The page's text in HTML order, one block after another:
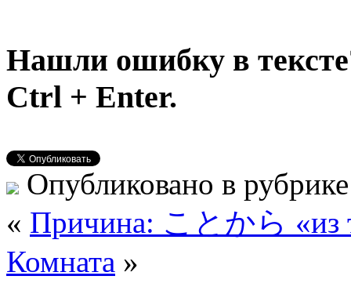
Нашли ошибку в
Ctrl + Enter.
Опубликовано в
« Причина: ことから «из
Комната »